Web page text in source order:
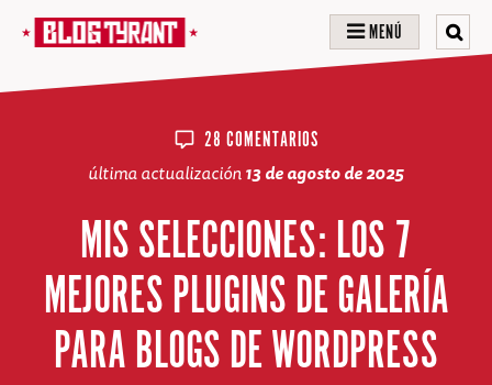
MENÚ
28 COMENTARIOS
última actualización13 de agosto de 2025
MIS SELECCIONES: LOS 7
MEJORES PLUGINS DE GALERÍA
PARA BLOGS DE WORDPRESS